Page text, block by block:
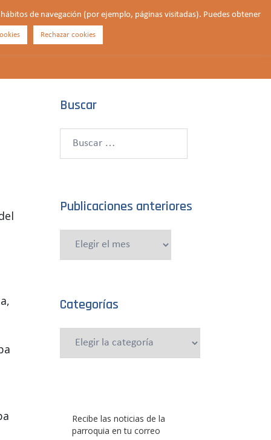
SOMOS?
Buscar
Buscar:
Publicaciones anteriores
Publicaciones
Categorías
Categorías
Recibe las noticias de la
parroquia en tu correo
de navegación (por ejemplo, páginas visitadas). Puedes obtener
Rechazar cookies